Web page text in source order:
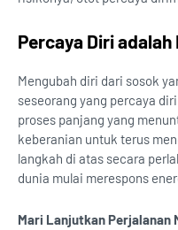
Percaya Diri
Mengubah diri dari sosok
seseorang yang percaya
proses panjang yang
keberanian untuk terus
langkah di atas secara
dunia mulai merespons
Mari Lanjutkan Perjalanan